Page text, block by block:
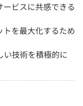
ービスに共感できる
トを最大化するため
い技術を積極的に